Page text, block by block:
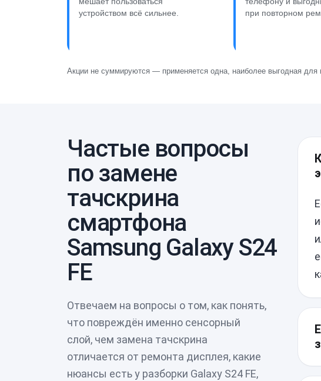
устройством всё сильнее.
при повторном
Акции не суммируются — применяется одна, наиболее выгодная для
Частые вопросы
по замене
тачскрина
смартфона
Samsung Galaxy S24
FE
Отвечаем на вопросы о том, как понять,
что повреждён именно сенсорный
слой, чем замена тачскрина
отличается от ремонта дисплея, какие
нюансы есть у разборки Galaxy S24 FE,